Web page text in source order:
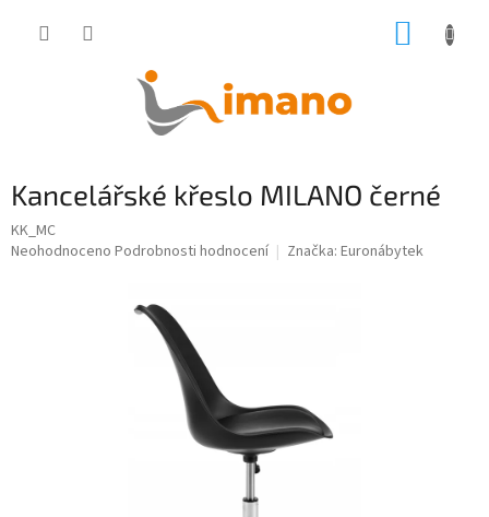
Kancelářské křeslo MILANO černé
KK_MC
Průměrné
Neohodnoceno Podrobnosti hodnocení Značka: Euronábytek